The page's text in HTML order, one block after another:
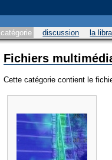
catégorie discussion la
Fichiers
Cette catégorie contient le